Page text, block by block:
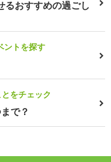
るおすすめの過ごし
ントを探す
をチェック
で？